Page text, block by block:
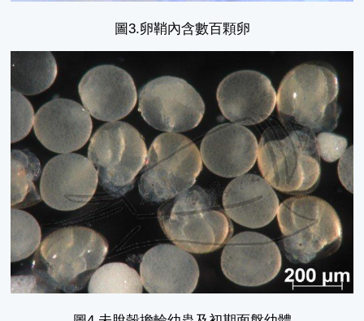
圖3.卵鞘內含數百顆卵